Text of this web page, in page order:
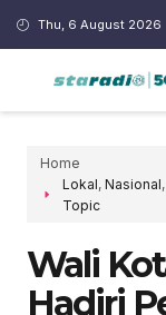
Thu, 6 August 2026
Home
Lokal, Nasional,
Topic
Wali
Hadiri